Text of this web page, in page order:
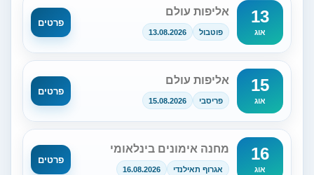
13
אוג
אליפות עולם
פוטבול 13.08.2026
פרטים
15
אוג
אליפות עולם
פריסבי 15.08.2026
פרטים
16
אוג
מחנה אימונים בינלאומי
אגרוף תאילנדי 16.08.2026
פרטים